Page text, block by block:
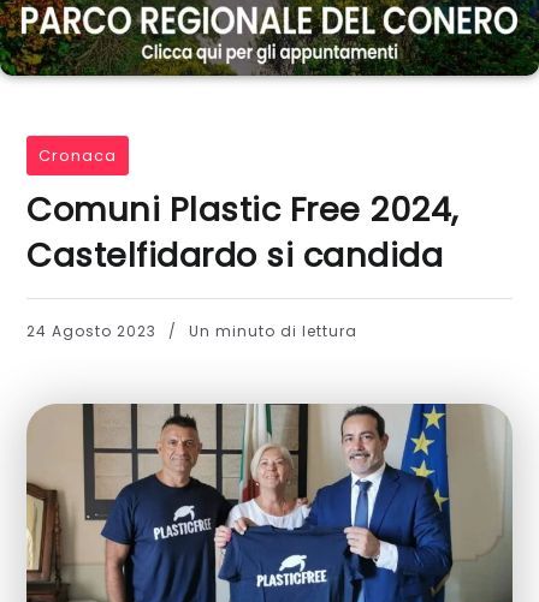
Cronaca
Comuni Plastic Free 2024,
Castelfidardo si candida
24 Agosto 2023 Un minuto di lettura